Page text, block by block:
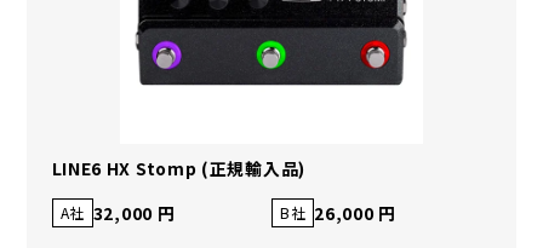
LINE6 HX Stomp (正規輸入品)
A社 32,000 円 B社 26,000 円